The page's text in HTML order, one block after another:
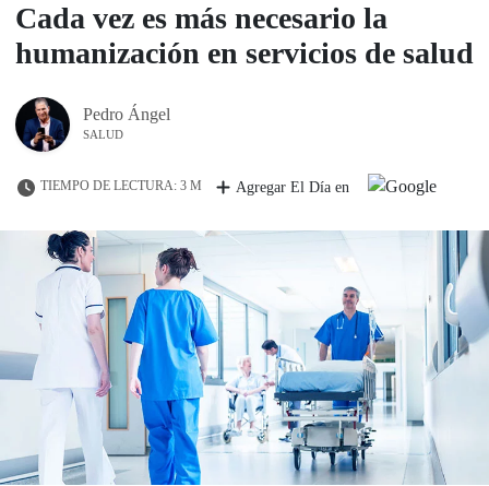
Cada vez es más necesario la
humanización en servicios de salud
Pedro Ángel
SALUD
TIEMPO DE LECTURA: 3 M Agregar El Día en